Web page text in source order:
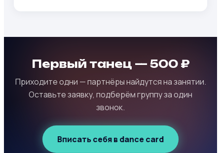
Первый танец — 500 ₽
Приходите одни — партнёры найдутся на занятии.
Оставьте заявку, подберём группу за один
звонок.
Вписать себя в dance card